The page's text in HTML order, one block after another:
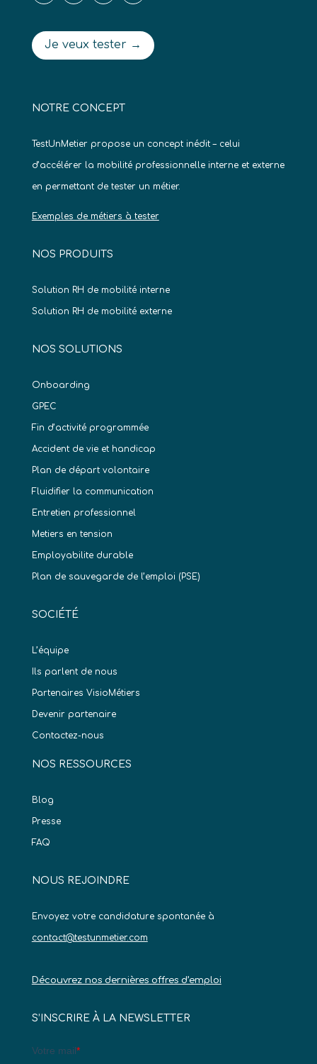
Je veux tester →
NOTRE CONCEPT
TestUnMetier propose un concept inédit – celui
d’accélérer la mobilité professionnelle interne et externe
en permettant de tester un métier.
Exemples de métiers à tester
NOS PRODUITS
Solution RH de mobilité interne
Solution RH de mobilité externe
NOS SOLUTIONS
Onboarding
GPEC
Fin d’activité programmée
Accident de vie et handicap
Plan de départ volontaire
Fluidifier la communication
Entretien professionnel
Metiers en tension
Employabilite durable
Plan de sauvegarde de l’emploi (PSE)
SOCIÉTÉ
L’équipe
Ils parlent de nous
Partenaires VisioMétiers
Devenir partenaire
Contactez-nous
NOS RESSOURCES
Blog
Presse
FAQ
NOUS REJOINDRE
Envoyez votre candidature spontanée à
contact@testunmetier.com
Découvrez nos dernières offres d’emploi
S’INSCRIRE À LA NEWSLETTER